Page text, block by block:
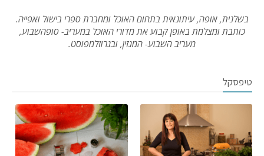
בשלנית, אופה, עיתונאית בתחום האוכל ומחברת ספרי בישול ואפייה.
כותבת ומצלמת באופן קבוע את מדורי האוכל במעריב- סופהשבוע,
מעריב השבוע- המגזין, ובגרוזלמפוסט.
טיפסקל